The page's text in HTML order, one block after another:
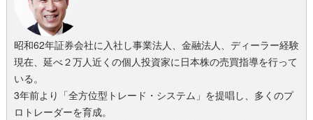
昭和62年証券会社に入社し事業法人、金融法人、ディーラー経験
現在、延べ２万人近くの個人投資家に日本株の売買指導を行って
いる。
3年前より「全方位型トレード・システム」を提唱し、多くのプ
ロトレーダーを育成。